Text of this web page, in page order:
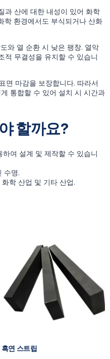
과 산에 대한 내성이 있어 화학
학 환경에서도 부식되거나 산화
와 열 순환 시 낮은 팽창. 열악
적 무결성을 유지할 수 있습니
면 마감을 보장합니다. 따라서
통합할 수 있어 설치 시 시간과
할까요?
여 설계 및 제작할 수 있습니
수명.
, 화학 산업 및 기타 산업.
흑연 스트립